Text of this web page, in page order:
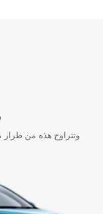
وتتراوح هذه من طراز